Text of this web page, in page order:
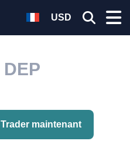
USD
DEP
Trader maintenant